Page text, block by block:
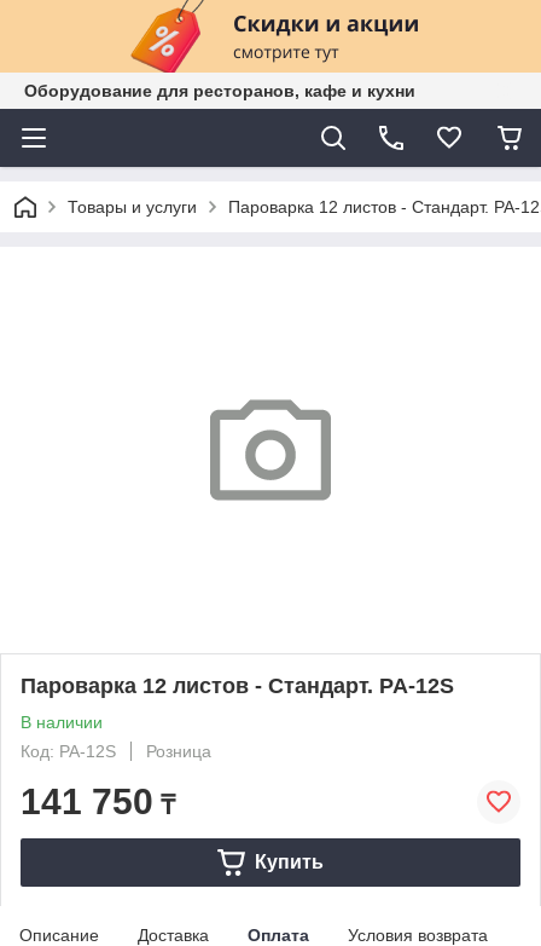
Оборудование для ресторанов, кафе и кухни
Товары и услуги Пароварка 12 листов - Стандарт. PA-
Пароварка 12 листов - Стандарт. PA-12S
В наличии
Код: PA-12S
Розница
141 750 ₸
Купить
Описание Доставка Оплата Условия возврата